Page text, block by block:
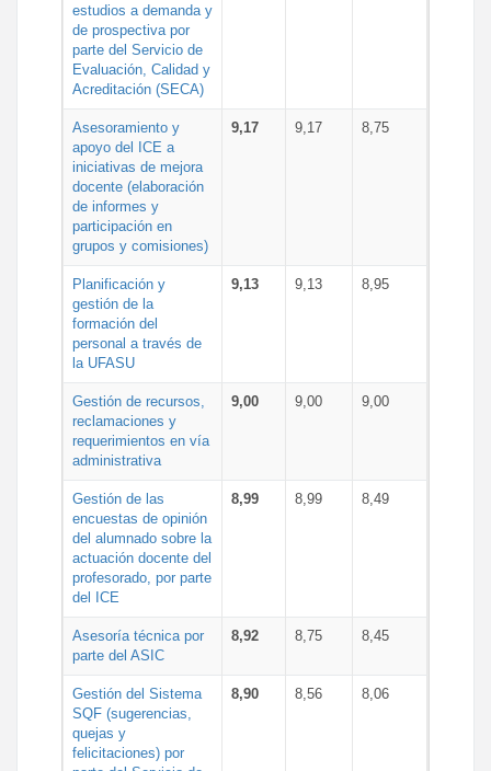
estudios a demanda y
de prospectiva por
parte del Servicio de
Evaluación, Calidad y
Acreditación (SECA)
Asesoramiento y
apoyo del ICE a
iniciativas de mejora
docente (elaboración
de informes y
participación en
grupos y comisiones)
9,17 9,17 8,75
Planificación y
gestión de la
formación del
personal a través de
la UFASU
9,13 9,13 8,95
Gestión de recursos,
reclamaciones y
requerimientos en vía
administrativa
9,00 9,00 9,00
Gestión de las
encuestas de opinión
del alumnado sobre la
actuación docente del
profesorado, por parte
del ICE
8,99 8,99 8,49
Asesoría técnica por
parte del ASIC
8,92 8,75 8,45
Gestión del Sistema
SQF (sugerencias,
quejas y
felicitaciones) por
8,90 8,56 8,06